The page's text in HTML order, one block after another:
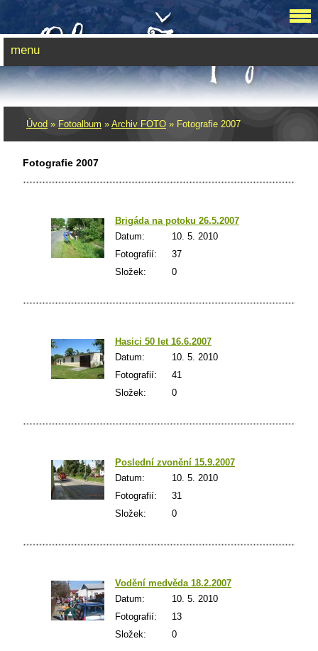
Úvod » Fotoalbum » Archiv FOTO » Fotografie 2007
Fotografie 2007
Brigáda na potoku 26.5.2007
Datum:
10. 5. 2010
Fotografií:
37
Složek:
0
Hasici 50 let 16.6.2007
Datum:
10. 5. 2010
Fotografií:
41
Složek:
0
Poslední zvonění­ 15.9.2007
Datum:
10. 5. 2010
Fotografií:
31
Složek:
0
Vodění­ medvěda 18.2.2007
Datum:
10. 5. 2010
Fotografií:
13
Složek:
0
menu